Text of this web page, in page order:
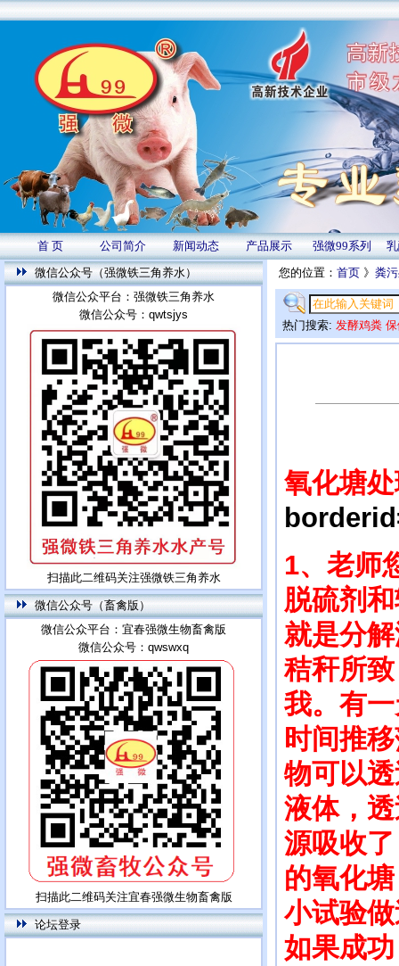
首 页 公司简介 新闻动态 产品展示 强微99系列
微信公众号（强微铁三角养水）
微信公众平台：强微铁三角养水
微信公众号：qwtsjys
扫描此二维码关注强微铁三角养水
微信公众号（畜禽版）
微信公众平台：宜春强微生物畜禽版
微信公众号：qwswxq
扫描此二维码关注宜春强微生物畜禽版
论坛登录
您的位置： 首页 》 粪
热门搜索: 发酵鸡粪
氧化塘
1、老师
脱硫剂
就是分
秸秆所
我。有
时间推
物可以
液体，
源吸收
的氧化
小试验
如果成